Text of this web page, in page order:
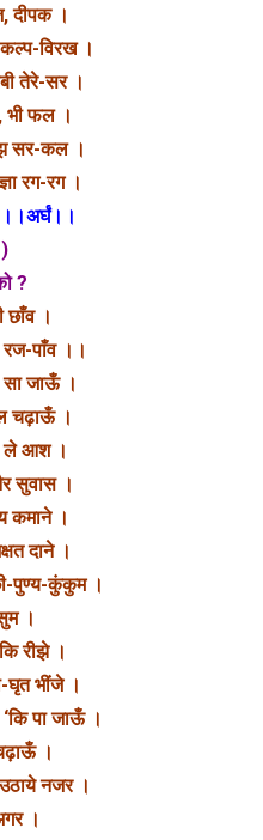
दीपक ।
विरख ।
तेरे-सर ।
भी फल ।
सर-कल ।
रग-रग ।
?
छाँव ।
रज-पाँव ।।
सा जाऊँ ।
चढ़ाऊँ ।
ले आश ।
सुवास ।
कमाने ।
दाने ।
पुण्य-कुंकुम ।
।
रीझे ।
घृत भींजे ।
पा जाऊँ ।
।
नजर ।
।